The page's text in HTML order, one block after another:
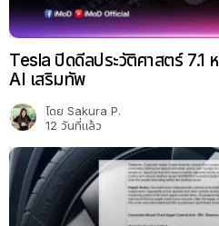
Tesla ปิดดีลประวัติศาสตร์ 7.1
AI เสริมทัพ
โดย Sakura P.
12 วันที่แล้ว